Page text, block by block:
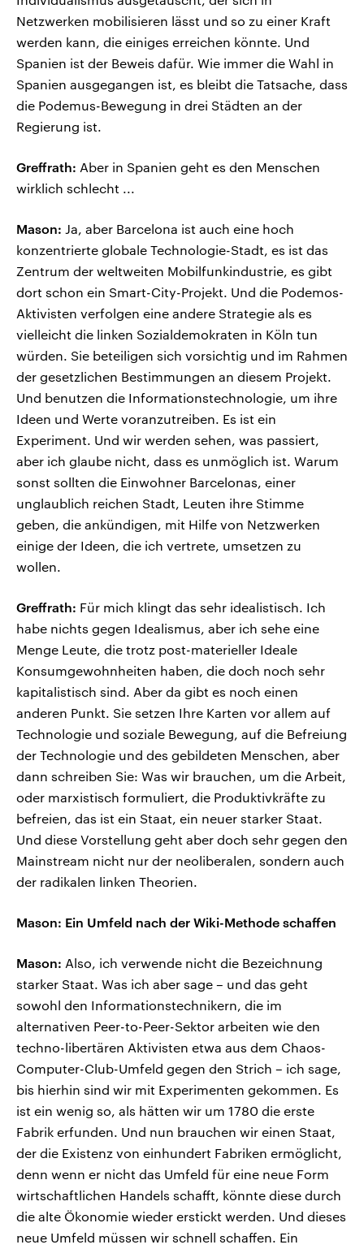
Netzwerken mobilisieren lässt und so zu einer Kraft
werden kann, die einiges erreichen könnte. Und
Spanien ist der Beweis dafür. Wie immer die Wahl in
Spanien ausgegangen ist, es bleibt die Tatsache, dass
die Podemus-Bewegung in drei Städten an der
Regierung ist.
Greffrath: Aber in Spanien geht es den Menschen
wirklich schlecht ...
Mason: Ja, aber Barcelona ist auch eine hoch
konzentrierte globale Technologie-Stadt, es ist das
Zentrum der weltweiten Mobilfunkindustrie, es gibt
dort schon ein Smart-City-Projekt. Und die Podemos-
Aktivisten verfolgen eine andere Strategie als es
vielleicht die linken Sozialdemokraten in Köln tun
würden. Sie beteiligen sich vorsichtig und im Rahmen
der gesetzlichen Bestimmungen an diesem Projekt.
Und benutzen die Informationstechnologie, um ihre
Ideen und Werte voranzutreiben. Es ist ein
Experiment. Und wir werden sehen, was passiert,
aber ich glaube nicht, dass es unmöglich ist. Warum
sonst sollten die Einwohner Barcelonas, einer
unglaublich reichen Stadt, Leuten ihre Stimme
geben, die ankündigen, mit Hilfe von Netzwerken
einige der Ideen, die ich vertrete, umsetzen zu
wollen.
Greffrath: Für mich klingt das sehr idealistisch. Ich
habe nichts gegen Idealismus, aber ich sehe eine
Menge Leute, die trotz post-materieller Ideale
Konsumgewohnheiten haben, die doch noch sehr
kapitalistisch sind. Aber da gibt es noch einen
anderen Punkt. Sie setzen Ihre Karten vor allem auf
Technologie und soziale Bewegung, auf die Befreiung
der Technologie und des gebildeten Menschen, aber
dann schreiben Sie: Was wir brauchen, um die Arbeit,
oder marxistisch formuliert, die Produktivkräfte zu
befreien, das ist ein Staat, ein neuer starker Staat.
Und diese Vorstellung geht aber doch sehr gegen den
Mainstream nicht nur der neoliberalen, sondern auch
der radikalen linken Theorien.
Mason: Ein Umfeld nach der Wiki-Methode schaffen
Mason: Also, ich verwende nicht die Bezeichnung
starker Staat. Was ich aber sage – und das geht
sowohl den Informationstechnikern, die im
alternativen Peer-to-Peer-Sektor arbeiten wie den
techno-libertären Aktivisten etwa aus dem Chaos-
Computer-Club-Umfeld gegen den Strich – ich sage,
bis hierhin sind wir mit Experimenten gekommen. Es
ist ein wenig so, als hätten wir um 1780 die erste
Fabrik erfunden. Und nun brauchen wir einen Staat,
der die Existenz von einhundert Fabriken ermöglicht,
denn wenn er nicht das Umfeld für eine neue Form
wirtschaftlichen Handels schafft, könnte diese durch
die alte Ökonomie wieder erstickt werden. Und dieses
neue Umfeld müssen wir schnell schaffen. Ein